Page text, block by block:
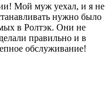
Мой муж уехал, и я не
нужно было
в Ролтэк. Они не
правильно и в
обслуживание!